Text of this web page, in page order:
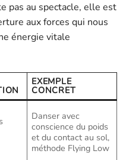
pas au spectacle, elle est
aux forces qui nous
énergie vitale
EXEMPLE
CONCRET
Danser avec
conscience du poids
et du contact au sol,
méthode Flying Low